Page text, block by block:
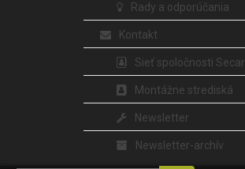
Rady a odporúčania
Kontakt
Sieť spoločnosti Secar
Montážne strediská
Newsletter
Newsletter-archív